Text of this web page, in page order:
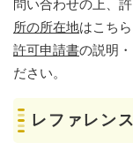
問い合わせの上、
所の所在地はこち
許可申請書の説明
ださい。
レファレン